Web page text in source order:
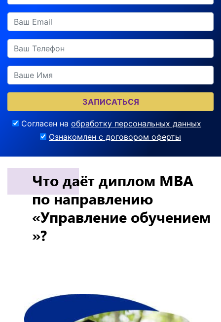
ЗАПИСАТЬСЯ
Согласен на обработку персональных данных
Ознакомлен с договором оферты
Что даёт диплом MBA
по направлению
«Управление обучением
»?